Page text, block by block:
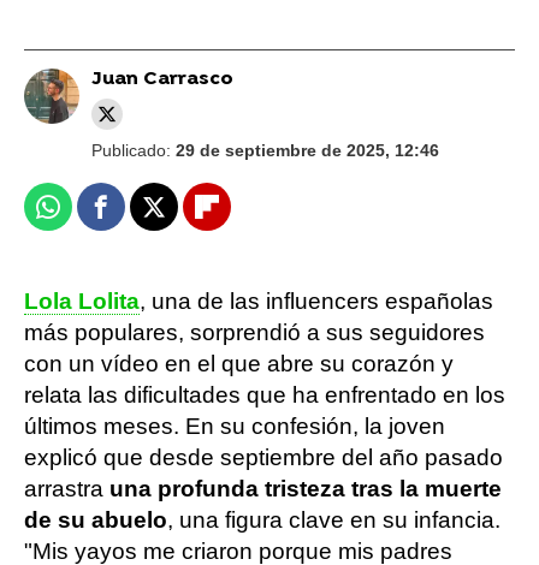
Juan Carrasco
Publicado: 29 de septiembre de 2025, 12:46
WhatsappFacebook
X Flipboard
Lola Lolita, una de las influencers españolas
más populares, sorprendió a sus seguidores
con un vídeo en el que abre su corazón y
relata las dificultades que ha enfrentado en los
últimos meses. En su confesión, la joven
explicó que desde septiembre del año pasado
arrastra una profunda tristeza tras la muerte
de su abuelo, una figura clave en su infancia.
"Mis yayos me criaron porque mis padres